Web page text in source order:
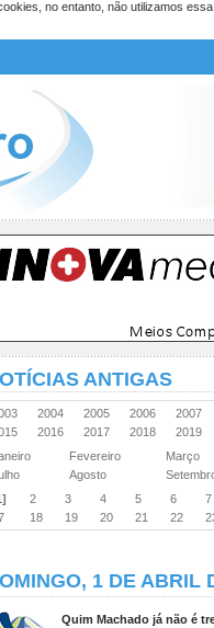
no entanto, não utilizamos
ANTIGAS
2004 2005 2006
2007
2016 2017 2018
2019
Fevereiro
Março
Agosto
2 3 4 5 6
18 19 20 21 22
1 DE ABRIL
Quim Machado já não é